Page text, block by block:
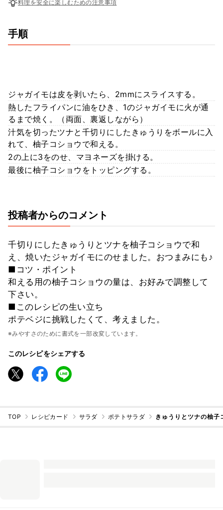
料理を安全に楽しむための注意事項
手順
ジャガイモは皮を剥いたら、2mmにスライスする。
熱したフライパンに油をひき、1のジャガイモに火が通
るまで焼く。（両面、裏返しながら）
汁気を切ったツナと千切りにしたきゅうりをボールに入
れて、柚子コショウで和える。
2の上に3をのせ、マヨネーズを掛ける。
最後に柚子コショウをトッピングする。
投稿者からのコメント
千切りにしたきゅうりとツナを柚子コショウで和
え、焼いたジャガイモにのせました。おつまみにも♪
■コツ・ポイント
和える用の柚子コショウの量は、お好みで調整して
下さい。
■このレシピの生い立ち
ポテベジに挑戦したくて、考えました。
※みやすさのために書式を一部改変しています。
このレシピをシェアする
TOP レシピカード サラダ ポテトサラダ きゅうりとツナの柚子